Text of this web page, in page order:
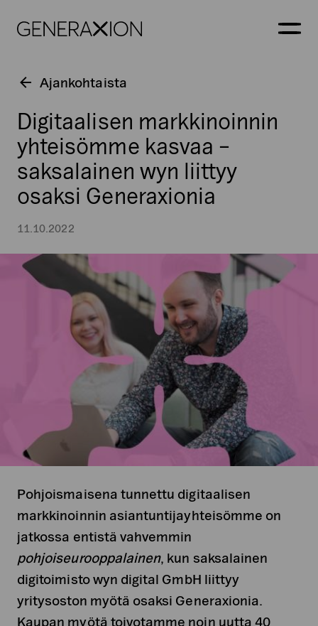
Generaxion
Ajankohtaista
Digitaalisen markkinoinnin
yhteisömme kasvaa –
saksalainen wyn liittyy
osaksi Generaxionia
11.10.2022
Pohjoismaisena tunnettu digitaalisen
markkinoinnin asiantuntijayhteisömme on
jatkossa entistä vahvemmin
pohjoiseurooppalainen, kun saksalainen
digitoimisto wyn digital GmbH liittyy
yritysoston myötä osaksi Generaxionia.
Kaupan myötä toivotamme noin uutta 40